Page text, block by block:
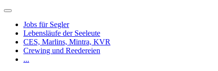
Jobs für Segler
Lebensläufe der Seeleute
CES, Marlins, Mintra, KVR
Crewing und Reedereien
...